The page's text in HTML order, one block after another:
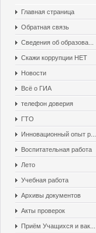
Главная страница
Обратная связь
Сведения об образова...
Скажи коррупции НЕТ
Новости
Всё о ГИА
телефон доверия
ГТО
Инновационный опыт р...
Воспитательная работа
Лето
Учебная работа
Архивы документов
Акты проверок
Приём Учащихся и вак...